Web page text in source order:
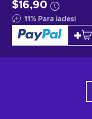
$16,90
11% Para iadesi